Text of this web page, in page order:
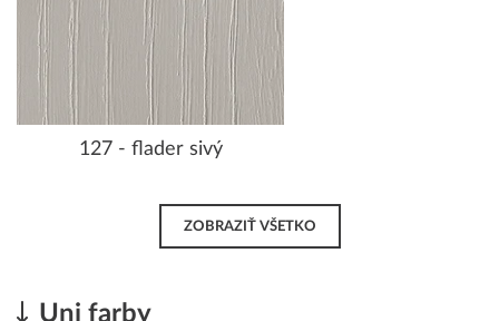
127 - flader sivý
ZOBRAZIŤ VŠETKO
Uni farby